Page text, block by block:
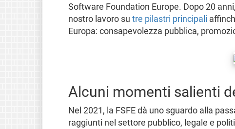
Software Foundation Europe. Dopo 20
nostro lavoro su tre pilastri principali
Europa: consapevolezza pubblica,
Alcuni momenti salienti
Nel 2021, la FSFE dà uno sguardo alla
raggiunti nel settore pubblico, legale e